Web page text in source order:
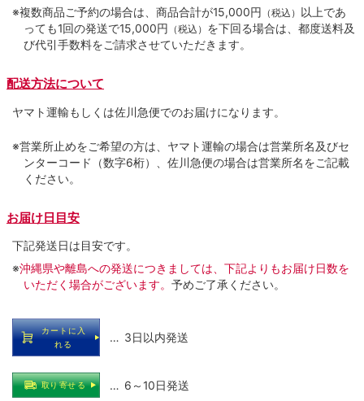
※複数商品ご予約の場合は、商品合計が15,000円 （税込） 以上であ
っても1回の発送で15,000円 （税込） を下回る場合は、都度送料及
び代引手数料をご請求させていただきます。
配送方法について
ヤマト運輸もしくは佐川急便でのお届けになります。
※営業所止めをご希望の方は、ヤマト運輸の場合は営業所名及びセ
ンターコード（数字6桁）、佐川急便の場合は営業所名をご記載
ください。
お届け日目安
下記発送日は目安です。
※沖縄県や離島への発送につきましては、下記よりもお届け日数を
いただく場合がございます。 予めご了承ください。
カートに入
れる
… 3日以内発送
取り寄せる … 6～10日発送